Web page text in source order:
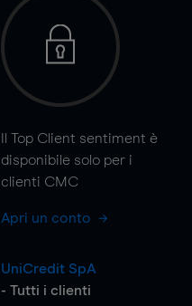
Il Top Client sentiment è
disponibile solo per i
clienti CMC
Apri un conto
UniCredit SpA
- Tutti i clienti